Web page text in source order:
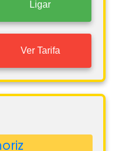
Ligar
Ver Tarifa